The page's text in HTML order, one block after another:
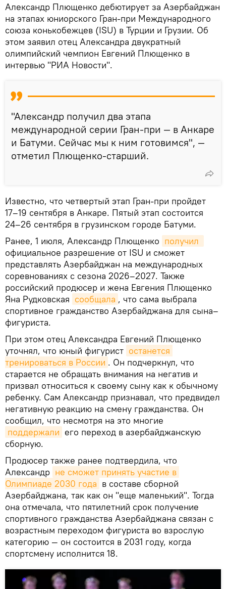
Александр Плющенко дебютирует за Азербайджан
на этапах юниорского Гран-при Международного
союза конькобежцев (ISU) в Турции и Грузии. Об
этом заявил отец Александра двукратный
олимпийский чемпион Евгений Плющенко в
интервью "РИА Новости".
"Александр получил два этапа
международной серии Гран-при — в Анкаре
и Батуми. Сейчас мы к ним готовимся", —
отметил Плющенко-старший.
Известно, что четвертый этап Гран-при пройдет
17–19 сентября в Анкаре. Пятый этап состоится
24–26 сентября в грузинском городе Батуми.
Ранее, 1 июля, Александр Плющенко
официальное разрешение от ISU и сможет
представлять Азербайджан на международных
соревнованиях с сезона 2026–2027. Также
российский продюсер и жена Евгения Плющенко
Яна Рудковская сообщала , что сама выбрала
спортивное гражданство Азербайджана для сына–
фигуриста.
При этом отец Александра Евгений Плющенко
уточнял, что юный фигурист останется
тренироваться в России . Он подчеркнул, что
старается не обращать внимания на негатив и
призвал относиться к своему сыну как к обычному
ребенку. Сам Александр признавал, что предвидел
негативную реакцию на смену гражданства. Он
сообщил, что несмотря на это многие
поддержали его переход в азербайджанскую
сборную.
Продюсер также ранее подтвердила, что
Александр не сможет принять участие в
Олимпиаде 2030 года в составе сборной
Азербайджана, так как он "еще маленький". Тогда
она отмечала, что пятилетний срок получение
спортивного гражданства Азербайджана связан с
возрастным переходом фигуриста во взрослую
категорию — он состоится в 2031 году, когда
спортсмену исполнится 18.